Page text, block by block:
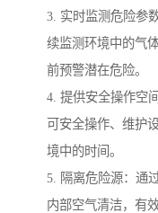
3. 实时监测危险参
续监测环境中的气
前预警潜在危险。
4. 提供安全操作空
可安全操作、维护
境中的时间。
5. 隔离危险源：通
内部空气清洁，有